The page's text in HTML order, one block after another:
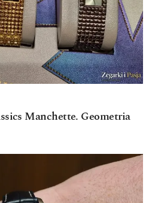
Manchette. Geometria